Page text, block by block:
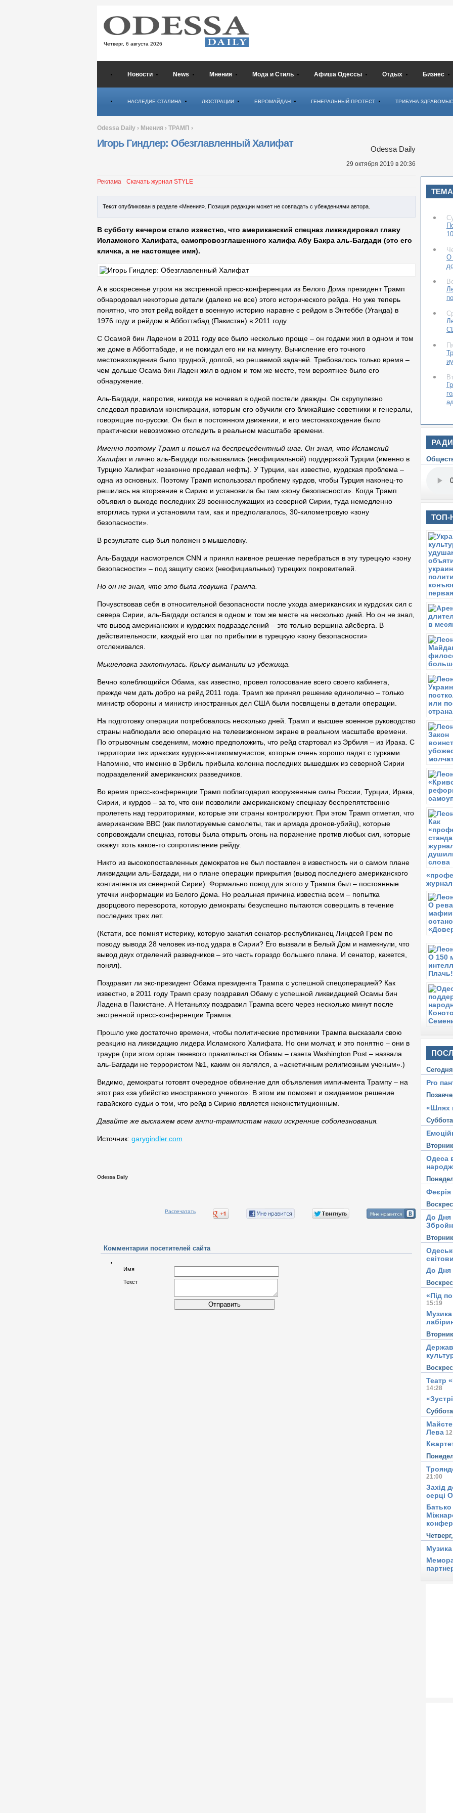
Четверг, 6 августа 2026
Новости News Мнения Мода и Стиль Афиша Одессы Отдых Бизнес
НАСЛЕДИЕ СТАЛИНА ЛЮСТРАЦИИ ЕВРОМАЙДАН ГЕНЕРАЛЬНЫЙ ПРОТЕСТ ТРИБУНА
Odessa Daily › Мнения › ТРАМП ›
Игорь Гиндлер: Обезглавленный Халифат
Odessa Daily
29 октября 2019 в 20:36
Реклама Скачать журнал STYLE
Текст опубликован в разделе «Мнения». Позиция редакции может не совпадать с убеждениями автора.
В субботу вечером стало известно, что американский спецназ ликвидировал главу
Исламского Халифата, самопровозглашенного халифа Абу Бакра аль-Багдади (это его
кличка, а не настоящее имя).
А в воскресенье утром на экстренной пресс-конференции из Белого Дома президент Трамп
обнародовал некоторые детали (далеко не все) этого исторического рейда. Но уже теперь
понятно, что этот рейд войдет в военную историю наравне с рейдом в Энтеббе (Уганда) в
1976 году и рейдом в Абботтабад (Пакистан) в 2011 году.
С Осамой бин Ладеном в 2011 году все было несколько проще – он годами жил в одном и том
же доме в Абботтабаде, и не покидал его ни на минуту. Вычисление его точного
местонахождения было трудной, долгой, но решаемой задачей. Требовалось только время –
чем дольше Осама бин Ладен жил в одном и том же месте, тем вероятнее было его
обнаружение.
Аль-Багдади, напротив, никогда не ночевал в одной постели дважды. Он скрупулезно
следовал правилам конспирации, которым его обучили его ближайшие советники и генералы,
говорящие по-русски. Он был в постоянном движении, и его местонахождение было
практически невозможно отследить в реальном масштабе времени.
Именно поэтому Трамп и пошел на беспрецедентный шаг. Он знал, что Исламский
Халифат и лично аль-Багдади пользовались (неофициальной) поддержкой Турции (именно в
Турцию Халифат незаконно продавал нефть). У Турции, как известно, курдская проблема –
одна из основных. Поэтому Трамп использовал проблему курдов, чтобы Турция наконец-то
решилась на вторжение в Сирию и установила бы там «зону безопасности». Когда Трамп
объявил о выходе последних 28 военнослужащих из северной Сирии, туда немедленно
вторглись турки и установили там, как и предполагалось, 30-километровую «зону
безопасности».
В результате сыр был положен в мышеловку.
Аль-Багдади насмотрелся CNN и принял наивное решение перебраться в эту турецкую «зону
безопасности» – под защиту своих (неофициальных) турецких покровителей.
Но он не знал, что это была ловушка Трампа.
Почувствовав себя в относительной безопасности после ухода американских и курдских сил с
севера Сирии, аль-Багдади остался в одном и том же месте на несколько дней. Но он не знал,
что вывод американских и курдских подразделений – это только вершина айсберга. В
действительности, каждый его шаг по прибытии в турецкую «зону безопасности»
отслеживался.
Мышеловка захлопнулась. Крысу выманили из убежища.
Вечно колеблющийся Обама, как известно, провел голосование всего своего кабинета,
прежде чем дать добро на рейд 2011 года. Трамп же принял решение единолично – только
министр обороны и министр иностранных дел США были посвящены в детали операции.
На подготовку операции потребовалось несколько дней. Трамп и высшее военное руководство
страны наблюдали всю операцию на телевизионном экране в реальном масштабе времени.
По отрывочным сведениям, можно предположить, что рейд стартовал из Эрбиля – из Ирака. С
территории тех иракских курдов-антикоммунистов, которые очень хорошо ладят с турками.
Напомню, что именно в Эрбиль прибыла колонна последних вышедших из северной Сирии
подразделений американских разведчиков.
Во время пресс-конференции Трамп поблагодарил вооруженные силы России, Турции, Ирака,
Сирии, и курдов – за то, что они позволили американскому спецназу беспрепятственно
пролететь над территориями, которые эти страны контролируют. При этом Трамп отметил, что
американские ВВС (как пилотируемые самолеты, так и армада дронов-убийц), которые
сопровождали спецназ, готовы была открыть огонь на поражение против любых сил, которые
окажут хоть какое-то сопротивление рейду.
Никто из высокопоставленных демократов не был поставлен в известность ни о самом плане
ликвидации аль-Багдади, ни о плане операции прикрытия (вывод последнего американского
контингента из северной Сирии). Формально повод для этого у Трампа был – постоянные
утечки информации из Белого Дома. Но реальная причина известна всем – попытка
дворцового переворота, которую демократы безуспешно пытаются совершить в течение
последних трех лет.
(Кстати, все помнят истерику, которую закатил сенатор-республиканец Линдсей Грем по
поводу вывода 28 человек из-под удара в Сирии? Его вызвали в Белый Дом и намекнули, что
вывод двух отделений разведчиков – это часть гораздо большего плана. И сенатор, кажется,
понял).
Поздравит ли экс-президент Обама президента Трампа с успешной спецоперацией? Как
известно, в 2011 году Трамп сразу поздравил Обаму с успешной ликвидацией Осамы бин
Ладена в Пакистане. А Нетаньяху поздравил Трампа всего через несколько минут после
экстренной пресс-конференции Трампа.
Прошло уже достаточно времени, чтобы политические противники Трампа высказали свою
реакцию на ликвидацию лидера Исламского Халифата. Но они молчат, и это понятно – они в
трауре (при этом орган теневого правительства Обамы – газета Washington Post – назвала
аль-Багдади не террористом №1, каким он являлся, а «аскетичным религиозным ученым».)
Видимо, демократы готовят очередное обвинение для объявления импичмента Трампу – на
этот раз «за убийство иностранного ученого». В этом им поможет и ожидаемое решение
гавайского судьи о том, что рейд в Сирию является неконституционным.
Давайте же выскажем всем анти-трампистам наши искренние соболезнования.
Источник: garygindler.com
Odessa Daily
Распечатать
Комментарии посетителей сайта
Имя
Текст
Отправить
О
ТОП-
Pro
«Шлях
Одеса
Феєрія
До Дня
До Дня
«Під
15:19
Театр
14:28
Лева
21:00
Захід
серці
Четверг,